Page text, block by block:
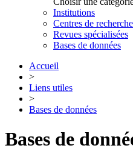
Institutions
Centres de recherche
Revues spécialisées
Bases de données
Accueil
>
Liens utiles
>
Bases de données
Bases de